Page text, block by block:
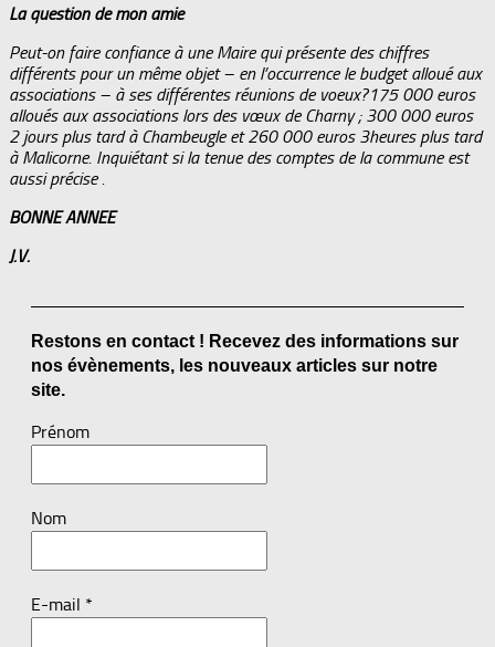
La question de mon amie
Peut-on faire confiance à une Maire qui présente des chiffres
différents pour un même objet – en l’occurrence le budget alloué aux
associations – à ses différentes réunions de voeux?175 000 euros
alloués aux associations lors des vœux de Charny ; 300 000 euros
2 jours plus tard à Chambeugle et 260 000 euros 3heures plus tard
à Malicorne. Inquiétant si la tenue des comptes de la commune est
aussi précise .
BONNE ANNEE
J.V.
Restons en contact ! Recevez des informations sur
nos évènements, les nouveaux articles sur notre
site.
Prénom
Nom
E-mail *